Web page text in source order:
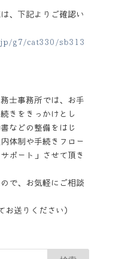
、下記よりご確認い
g7/cat330/sb313
士事務所では、お手
きをきっかけとし
などの整備をはじ
体制や手続きフロー
ポート」させて頂き
で、お気軽にご相談
送りください）